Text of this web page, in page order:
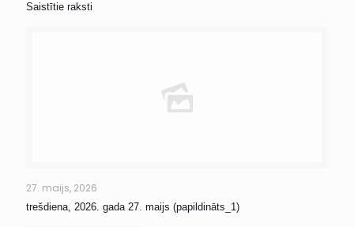
Saistītie raksti
27. maijs, 2026
trešdiena, 2026. gada 27. maijs (papildināts_1)